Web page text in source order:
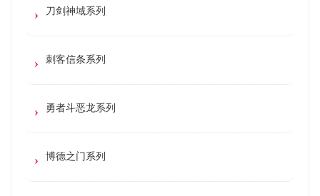
刀剑神域系列
刺客信条系列
勇者斗恶龙系列
博德之门系列